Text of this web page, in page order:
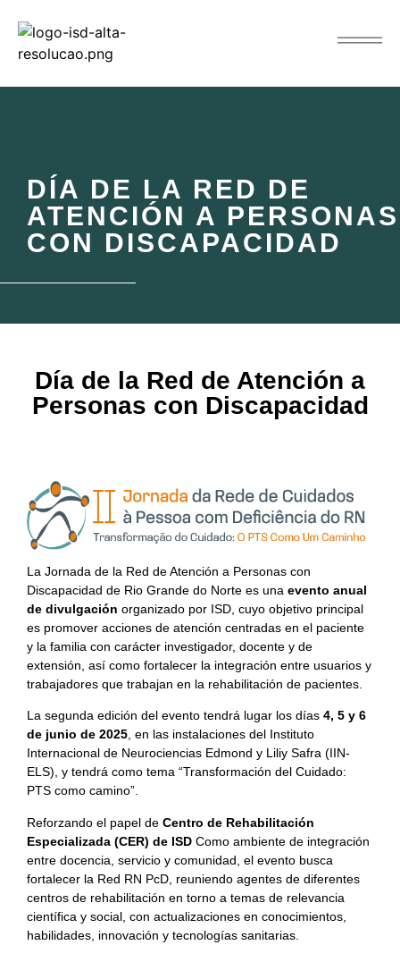
DÍA DE LA RED DE
ATENCIÓN A PERSONAS
CON DISCAPACIDAD
Día de la Red de Atención a
Personas con Discapacidad
La Jornada de la Red de Atención a Personas con
Discapacidad de Rio Grande do Norte es una evento anual
de divulgación organizado por ISD, cuyo objetivo principal
es promover acciones de atención centradas en el paciente
y la familia con carácter investigador, docente y de
extensión, así como fortalecer la integración entre usuarios y
trabajadores que trabajan en la rehabilitación de pacientes.
La segunda edición del evento tendrá lugar los días 4, 5 y 6
de junio de 2025, en las instalaciones del Instituto
Internacional de Neurociencias Edmond y Liliy Safra (IIN-
ELS), y tendrá como tema “Transformación del Cuidado:
PTS como camino”.
Reforzando el papel de Centro de Rehabilitación
Especializada (CER) de ISD Como ambiente de integración
entre docencia, servicio y comunidad, el evento busca
fortalecer la Red RN PcD, reuniendo agentes de diferentes
centros de rehabilitación en torno a temas de relevancia
científica y social, con actualizaciones en conocimientos,
habilidades, innovación y tecnologías sanitarias.